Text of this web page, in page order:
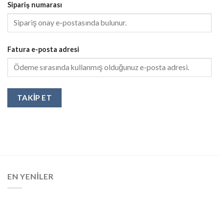
Sipariş numarası
Fatura e-posta adresi
TAKIP ET
EN YENILER